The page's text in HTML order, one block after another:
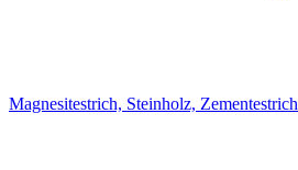
Magnesitestrich, Steinholz, Zementestrich